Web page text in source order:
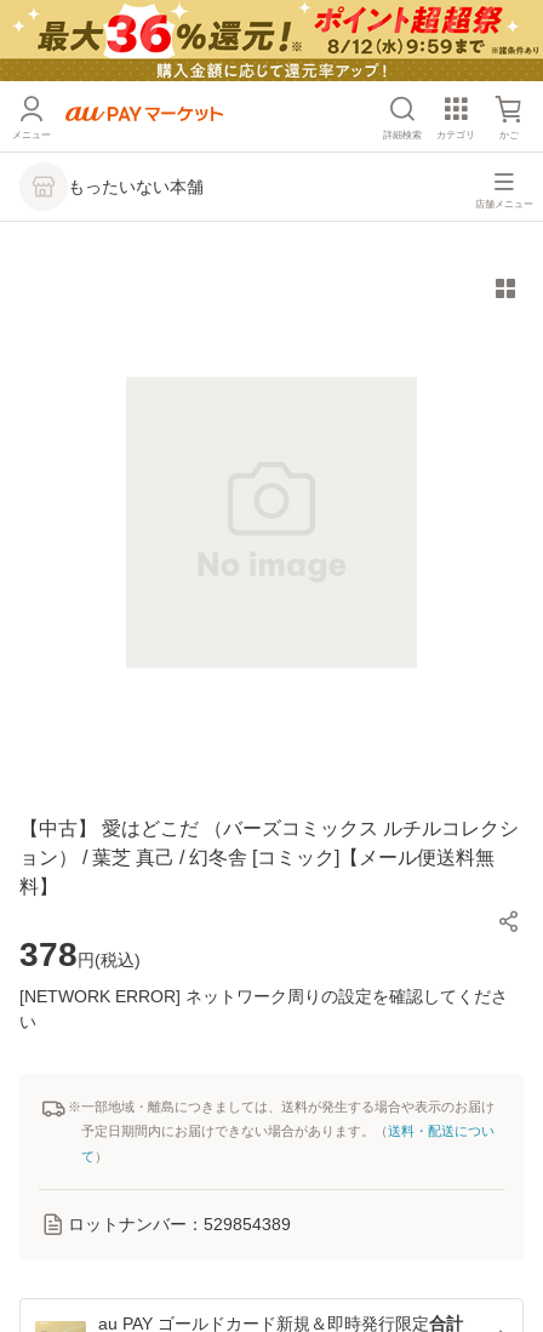
メニュー 詳細検索 カテゴリ かご
もったいない本舗
店舗メニュー
【中古】 愛はどこだ （バーズコミックス ルチルコレクシ
ョン） / 葉芝 真己 / 幻冬舎 [コミック]【メール便送料無
料】
378円(税込)
[NETWORK ERROR] ネットワーク周りの設定を確認してくださ
い
※一部地域・離島につきましては、送料が発生する場合や表示のお届け
予定日期間内にお届けできない場合があります。（送料・配送につい
て ）
ロットナンバー： 529854389
au PAY ゴールドカード新規＆即時発行限定合計